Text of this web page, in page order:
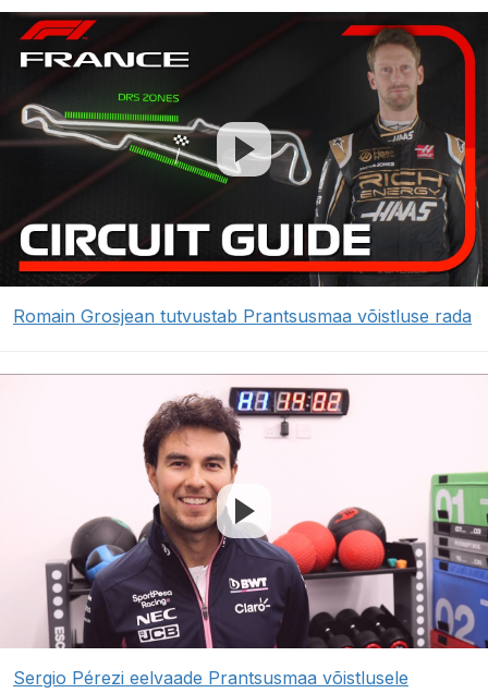
Romain Grosjean tutvustab Prantsusmaa võistluse rada
Sergio Pérezi eelvaade Prantsusmaa võistlusele